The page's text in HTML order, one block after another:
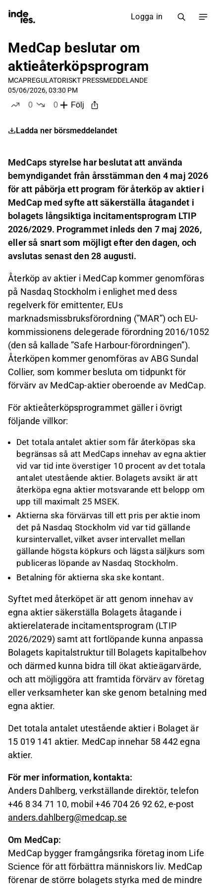
Logga in
MedCap beslutar om
aktieåterköpsprogram
MCAPREGULATORISKT PRESSMEDDELANDE
05/06/2026, 03:30 PM
0
0
Följ
Ladda ner börsmeddelandet
MedCaps styrelse har beslutat att använda
bemyndigandet från årsstämman den 4 maj 2026
för att påbörja ett program för återköp av aktier i
MedCap med syfte att säkerställa åtagandet i
bolagets långsiktiga incitamentsprogram LTIP
2026/2029. Programmet inleds den 7 maj 2026,
eller så snart som möjligt efter den dagen, och
avslutas senast den 28 augusti.
Återköp av aktier i MedCap kommer genomföras
på Nasdaq Stockholm i enlighet med dess
regelverk för emittenter, EUs
marknadsmissbruksförordning (”MAR”) och EU-
kommissionens delegerade förordning 2016/1052
(den så kallade ”Safe Harbour-förordningen”).
Återköpen kommer genomföras av ABG Sundal
Collier, som kommer besluta om tidpunkt för
förvärv av MedCap-aktier oberoende av MedCap.
För aktieåterköpsprogrammet gäller i övrigt
följande villkor:
Det totala antalet aktier som får återköpas ska
begränsas så att MedCaps innehav av egna aktier
vid var tid inte överstiger 10 procent av det totala
antalet utestående aktier. Bolagets avsikt är att
återköpa egna aktier motsvarande ett belopp om
upp till maximalt 25 MSEK.
Aktierna ska förvärvas till ett pris per aktie inom
det på Nasdaq Stockholm vid var tid gällande
kursintervallet, vilket avser intervallet mellan
gällande högsta köpkurs och lägsta säljkurs som
publiceras löpande av Nasdaq Stockholm.
Betalning för aktierna ska ske kontant.
Syftet med återköpet är att genom innehav av
egna aktier säkerställa Bolagets åtagande i
aktierelaterade incitamentsprogram (LTIP
2026/2029) samt att fortlöpande kunna anpassa
Bolagets kapitalstruktur till Bolagets kapitalbehov
och därmed kunna bidra till ökat aktieägarvärde,
och att möjliggöra att framtida förvärv av företag
eller verksamheter kan ske genom betalning med
egna aktier.
Det totala antalet utestående aktier i Bolaget är
15 019 141 aktier. MedCap innehar 58 442 egna
aktier.
För mer information, kontakta:
Anders Dahlberg, verkställande direktör, telefon
+46 8 34 71 10, mobil +46 704 26 92 62, e-post
anders.dahlberg@medcap.se
Om MedCap:
MedCap bygger framgångsrika företag inom Life
Science för att förbättra människors liv. MedCap
förenar de större bolagets styrka med de mindre